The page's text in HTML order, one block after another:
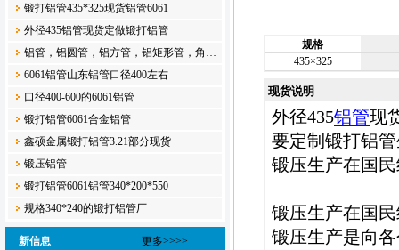
锻打铝管435*325现货铝管6061
外径435铝管现货定做锻打铝管
铝管，铝圆管，铝方管，铝矩形管，角…
6061铝管山东铝管口径400左右
口径400-600的6061铝管
锻打铝管6061合金​铝管
鑫硕金属锻打铝管3.21部分现货
锻压铝管​
锻打铝管6061铝管340*200*550
规格340*240的锻打铝管厂
新信息 更多>>>>
规格
435×325
现货说明
外径435铝管现
要定制锻打铝
锻压生产在国
锻压生产在国
锻压生产是向